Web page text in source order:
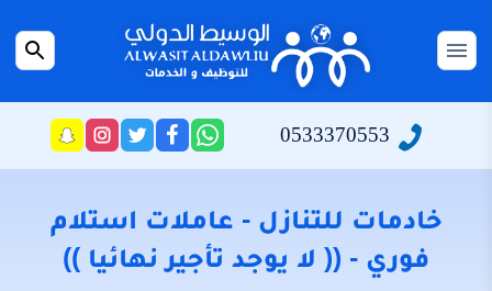
المحتوىالقائمة
الرئيسية
سياسة
من
نحن
بحث
0533370553
راسلنا
عبر
تابعنا
على
فيسبوك
تابعنا
على
تويتر
تابعنا
على
انستجرام
خادمات للتنازل - عاملات استلام
فوري - (( لا يوجد تأجير نهائيا ))